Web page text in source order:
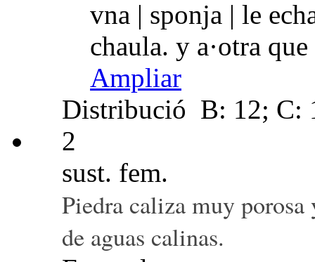
vna | sponja | le
chaula. y a·otra
Ampliar
Distribució B: 12; C:
2
sust. fem.
Piedra caliza muy
de aguas calinas.